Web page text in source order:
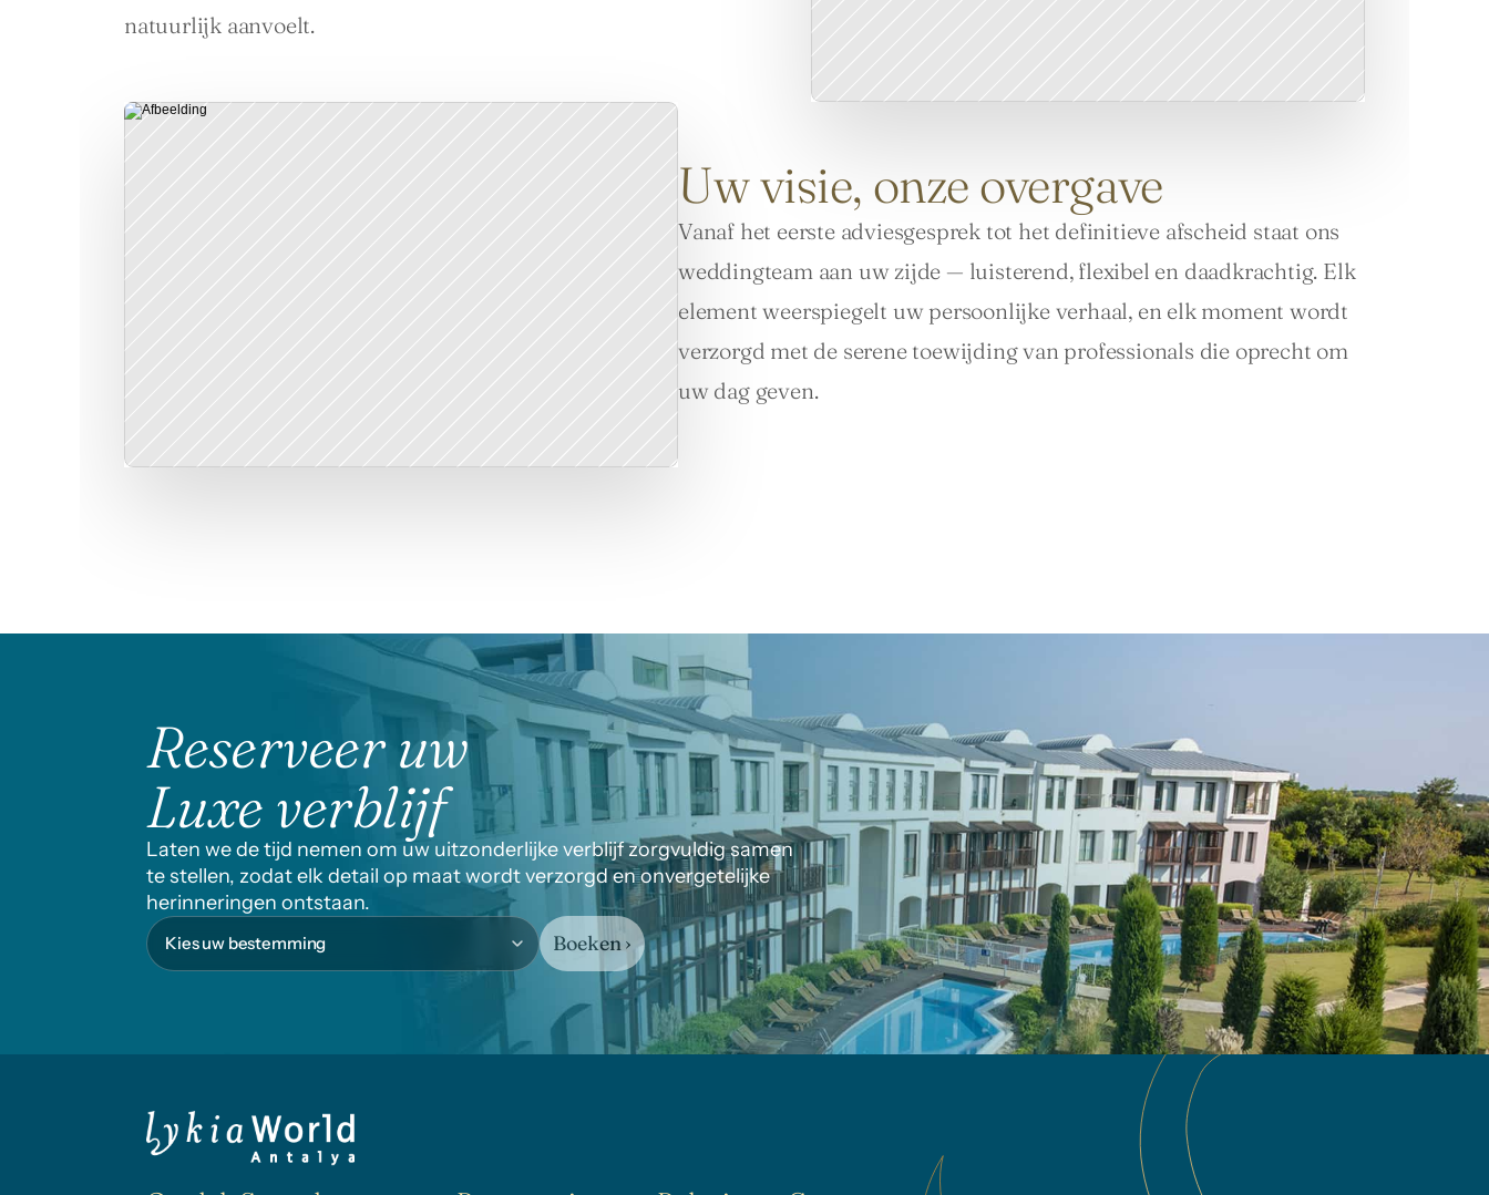
natuurlijk aanvoelt.
Uw visie, onze overgave
Vanaf het eerste adviesgesprek tot het definitieve afscheid staat ons
weddingteam aan uw zijde — luisterend, flexibel en daadkrachtig. Elk
element weerspiegelt uw persoonlijke verhaal, en elk moment wordt
verzorgd met de serene toewijding van professionals die oprecht om
uw dag geven.
Reserveer uw
Luxe verblijf
Laten we de tijd nemen om uw uitzonderlijke verblijf zorgvuldig samen
te stellen, zodat elk detail op maat wordt verzorgd en onvergetelijke
herinneringen ontstaan.
Boeken ›